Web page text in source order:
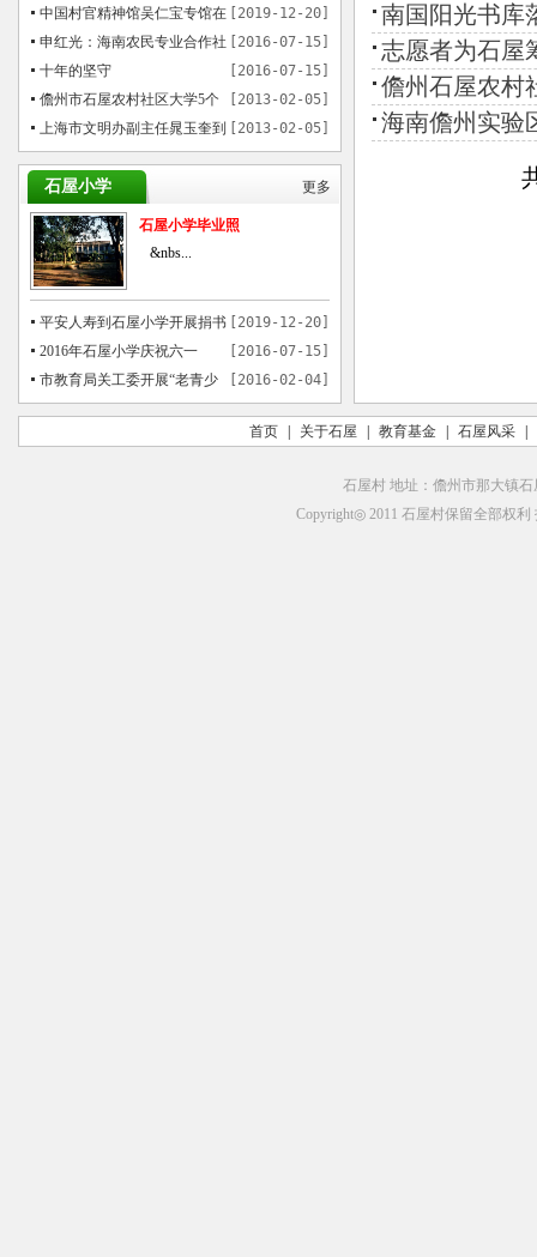
[2019-12-20]
中国村官精神馆吴仁宝专馆在
儋州石屋村揭牌
[2016-07-15]
申红光：海南农民专业合作社
贷款的先行者
[2016-07-15]
十年的坚守
[2013-02-05]
儋州市石屋农村社区大学5个
月培训1000多农民
[2013-02-05]
上海市文明办副主任晁玉奎到
儋州市参观考察
更多
石屋小学
石屋小学毕业照
&nbs...
[2019-12-20]
平安人寿到石屋小学开展捐书
活动
[2016-07-15]
2016年石屋小学庆祝六一
[2016-02-04]
市教育局关工委开展“老青少
共画中国梦”书画活动在石屋举行
南国阳光书库
志愿者为石屋
儋州石屋农村
海南儋州实验
首页 关于石屋 教育基金 石屋风采
石屋村 地址：儋州市那大镇石
Copyright◎ 2011 石屋村保留全部权利